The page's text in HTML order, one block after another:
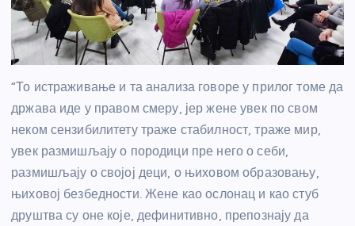
“То истраживање и та анализа говоре у прилог томе да
држава иде у правом смеру, јер жене увек по свом
неком сензибилитету траже стабилност, траже мир,
увек размишљају о породици пре него о себи,
размишљају о својој деци, о њиховом образовању,
њиховој безбедности. Жене као ослонац и као стуб
друштва су оне које, дефинитивно, препознају да